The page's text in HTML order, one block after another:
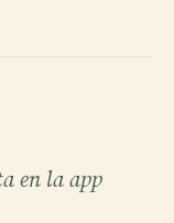
en la app